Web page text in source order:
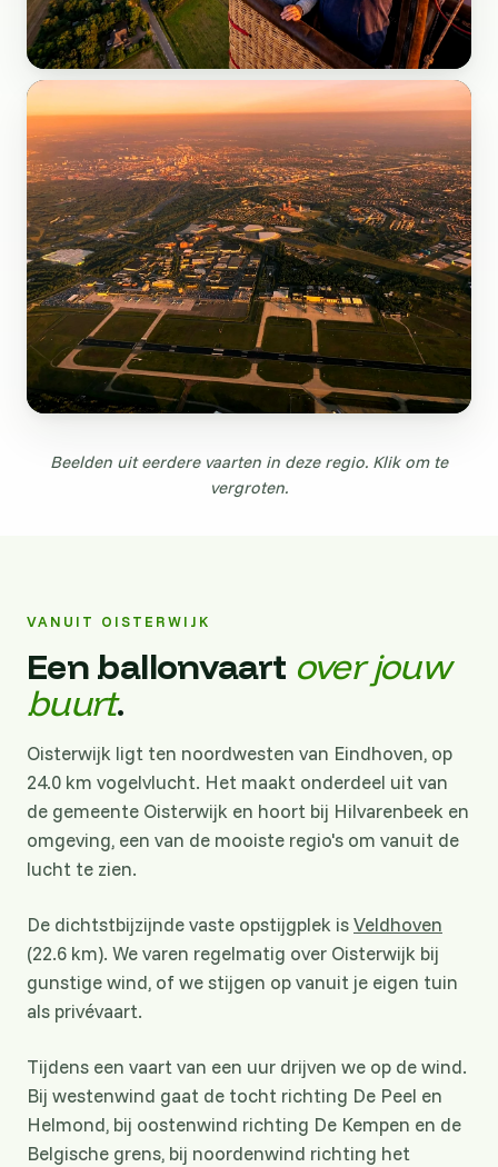
Beelden uit eerdere vaarten in deze regio. Klik om te
vergroten.
VANUIT OISTERWIJK
Een ballonvaart over jouw
buurt.
Oisterwijk ligt ten noordwesten van Eindhoven, op
24.0 km vogelvlucht. Het maakt onderdeel uit van
de gemeente Oisterwijk en hoort bij Hilvarenbeek en
omgeving, een van de mooiste regio's om vanuit de
lucht te zien.
De dichtstbijzijnde vaste opstijgplek isVeldhoven
(22.6 km). We varen regelmatig over Oisterwijk bij
gunstige wind, of we stijgen op vanuit je eigen tuin
als privévaart.
Tijdens een vaart van een uur drijven we op de wind.
Bij westenwind gaat de tocht richting De Peel en
Helmond, bij oostenwind richting De Kempen en de
Belgische grens, bij noordenwind richting het